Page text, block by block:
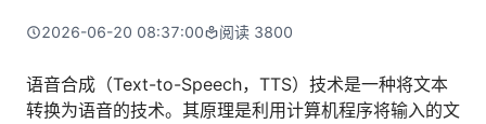
全面支持国产信创生态
实在取数宝
一键提数整合，洞察更高效
能源及制造业
医药行业
更多行业客户
店铺运营 | 私域运营 | 数据运营 | 仓储管理
统计税务 | 行政审批 | 基层减负 | 优化营商
2026-06-20 08:37:00 阅读 3800
语音合成（Text-to-Speech，TTS）技术是一种将文本
转换为语音的技术。其原理是利用计算机程序将输入的文